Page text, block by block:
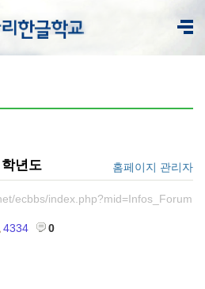
년도 홈페이지 관리자
ecbbs/index.php?mid=Infos_Forum
4334 0